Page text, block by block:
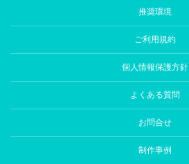
推奨環境
ご利用規約
個人情報保護方針
よくある質問
お問合せ
制作事例